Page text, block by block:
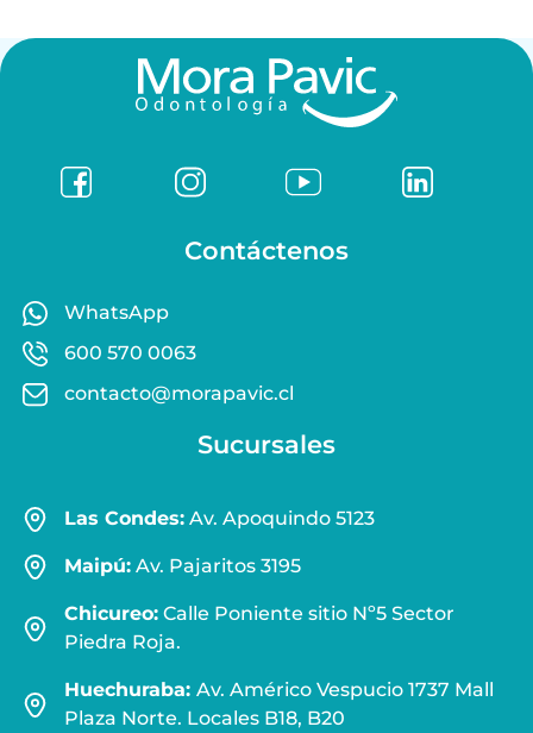
Contáctenos
WhatsApp
600 570 0063
contacto@morapavic.cl
Sucursales
Las Condes: Av. Apoquindo 5123
Maipú: Av. Pajaritos 3195
Chicureo: Calle Poniente sitio Nº5 Sector
Piedra Roja.
Huechuraba:Av. Américo Vespucio 1737 Mall
Plaza Norte. Locales B18, B20